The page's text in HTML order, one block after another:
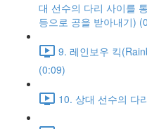
대 선수의 다리 사이를
등으로 공을 받아내기)
9. 레인보우 킥
(0:09)
10. 상대 선수의 다